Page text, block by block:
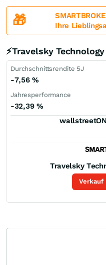
🎁
Ihre
⚡Travelsky
Durchschnittsrendite 5J
-7,56%
Jahresperformance
-32,39 %
Travelsky
Verkauf